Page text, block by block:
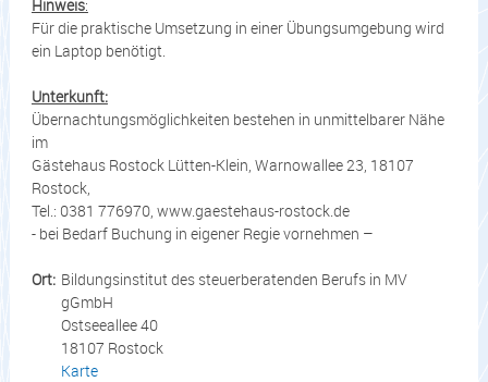
Hinweis:
Für die praktische Umsetzung in einer Übungsumgebung wird
ein Laptop benötigt.
Unterkunft:
Übernachtungsmöglichkeiten bestehen in unmittelbarer Nähe
im
Gästehaus Rostock Lütten-Klein, Warnowallee 23, 18107
Rostock,
Tel.: 0381 776970, www.gaestehaus-rostock.de
- bei Bedarf Buchung in eigener Regie vornehmen –
Ort: Bildungsinstitut des steuerberatenden Berufs in MV
gGmbH
Ostseeallee 40
18107 Rostock
Karte